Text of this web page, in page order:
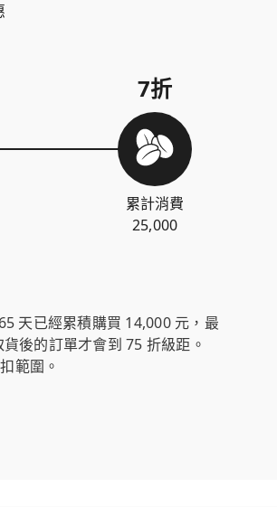
7折
累計消費
25,000
天已經累積購買 14,000 元，最
後的訂單才會到 75 折級距。
範圍。